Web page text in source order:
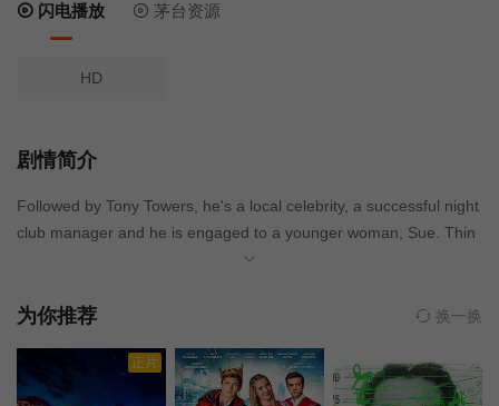
闪电播放 茅台资源
HD
剧情简介
Followed by Tony Towers, he's a local celebrity, a successful night
club manager and he is engaged to a younger woman, Sue. Thin
gs get a little strange when he embarks upon the 3:17 to Nottingh
为你推荐 换一换
正片